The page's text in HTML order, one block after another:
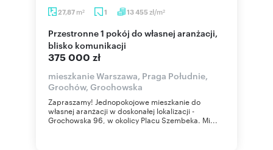
27,87 m2 1 13 455 zł/m2
Przestronne 1 pokój do własnej aranżacji,
blisko komunikacji
375 000 zł
mieszkanie Warszawa, Praga Południe,
Grochów, Grochowska
Zapraszamy! Jednopokojowe mieszkanie do
własnej aranżacji w doskonałej lokalizacji -
Grochowska 96, w okolicy Placu Szembeka. Mi...